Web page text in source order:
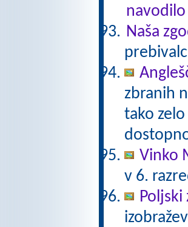
navodilo
Naša
zbranih
tako
Vinko
v 6.
Poljski